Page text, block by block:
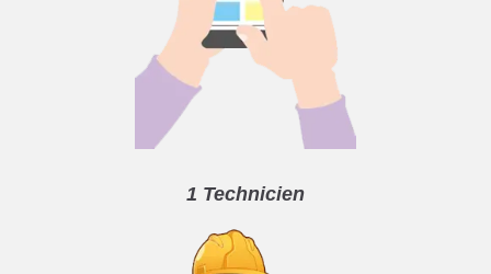
1 Technicien